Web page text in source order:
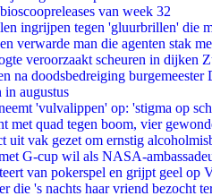
van week 32
ingrijpen tegen 'gluurbrillen' die
verwarde man die agenten stak
veroorzaakt scheuren in dijken
na doodsbedreiging burgemeester
in augustus
'vulvalippen' op: 'stigma op
met quad tegen boom, vier
uit vak gezet om ernstig
G-cup wil als NASA-
van pokerspel en grijpt geel op
die 's nachts haar vriend bezocht